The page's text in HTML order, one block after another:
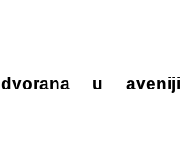
u aveniji